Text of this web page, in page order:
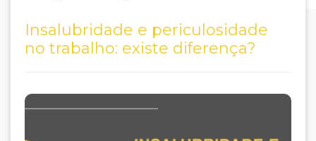
Insalubridade e periculosidade
no trabalho: existe diferença?